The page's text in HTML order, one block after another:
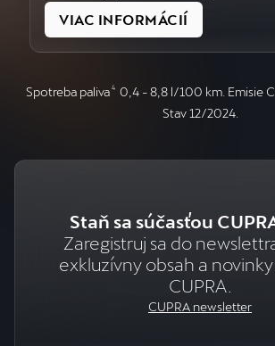
VIAC INFORMÁCIÍ
Spotreba paliva 4
0,4 - 8,8 l/100 km. Emisie
Stav 12/2024.
Staň sa súčasťou
Zaregistruj sa do
exkluzívny obsah a
CUPRA.
CUPRA newsletter